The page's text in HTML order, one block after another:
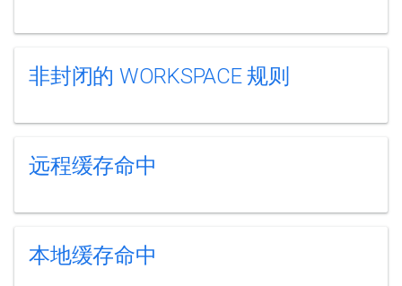
非封闭的 WORKSPACE 规则
远程缓存命中
本地缓存命中